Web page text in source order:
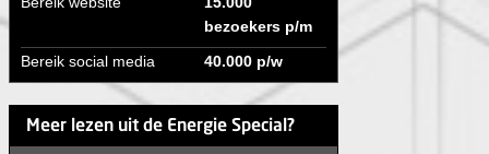
bezoekers p/m
Bereik social media
40.000 p/w
Meer lezen uit de Energie Special?